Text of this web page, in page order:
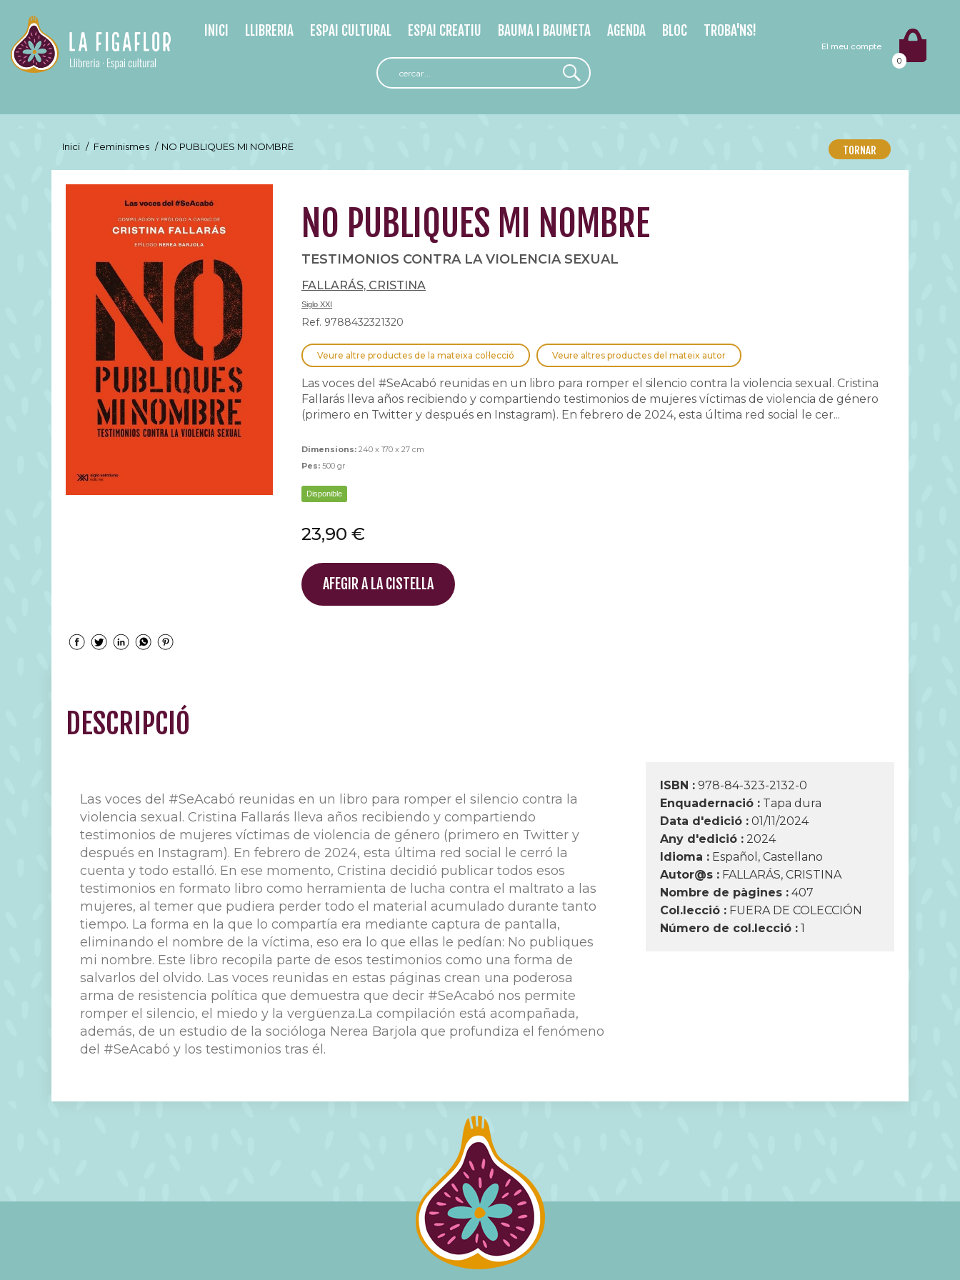
El meu compte
0
INICI LLIBRERIA ESPAI CULTURAL ESPAI CREATIU BAUMA I BAUMETA AGENDA BLOC TROBA'NS!
Inici / Feminismes / NO PUBLIQUES MI NOMBRE TORNAR
NO PUBLIQUES MI NOMBRE
TESTIMONIOS CONTRA LA VIOLENCIA SEXUAL
FALLARÁS, CRISTINA
Siglo XXI
Ref. 9788432321320
Veure altre productes de la mateixa col·lecció Veure altres productes del mateix autor
Las voces del #SeAcabó reunidas en un libro para romper el silencio contra la violencia sexual. Cristina
Fallarás lleva años recibiendo y compartiendo testimonios de mujeres víctimas de violencia de género
(primero en Twitter y después en Instagram). En febrero de 2024, esta última red social le cer...
Dimensions: 240 x 170 x 27 cm
Pes: 500 gr
Disponible
23,90 €
AFEGIR A LA CISTELLA
DESCRIPCIÓ
ISBN : 978-84-323-2132-0
Enquadernació : Tapa dura
Data d'edició : 01/11/2024
Any d'edició : 2024
Idioma : Español, Castellano
Autor@s : FALLARÁS, CRISTINA
Nombre de pàgines : 407
Col.lecció : FUERA DE COLECCIÓN
Número de col.lecció : 1
Las voces del #SeAcabó reunidas en un libro para romper el silencio contra la
violencia sexual. Cristina Fallarás lleva años recibiendo y compartiendo
testimonios de mujeres víctimas de violencia de género (primero en Twitter y
después en Instagram). En febrero de 2024, esta última red social le cerró la
cuenta y todo estalló. En ese momento, Cristina decidió publicar todos esos
testimonios en formato libro como herramienta de lucha contra el maltrato a las
mujeres, al temer que pudiera perder todo el material acumulado durante tanto
tiempo. La forma en la que lo compartía era mediante captura de pantalla,
eliminando el nombre de la víctima, eso era lo que ellas le pedían: No publiques
mi nombre. Este libro recopila parte de esos testimonios como una forma de
salvarlos del olvido. Las voces reunidas en estas páginas crean una poderosa
arma de resistencia política que demuestra que decir #SeAcabó nos permite
romper el silencio, el miedo y la vergüenza.La compilación está acompañada,
además, de un estudio de la socióloga Nerea Barjola que profundiza el fenómeno
del #SeAcabó y los testimonios tras él.